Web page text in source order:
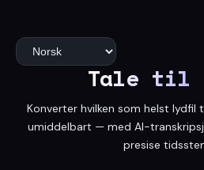
Tale til
Konverter hvilken som helst
umiddelbart — med AI-
presise